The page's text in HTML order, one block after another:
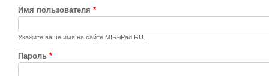
Имя пользователя *
Укажите ваше имя на сайте MIR-iPad.RU.
Пароль *